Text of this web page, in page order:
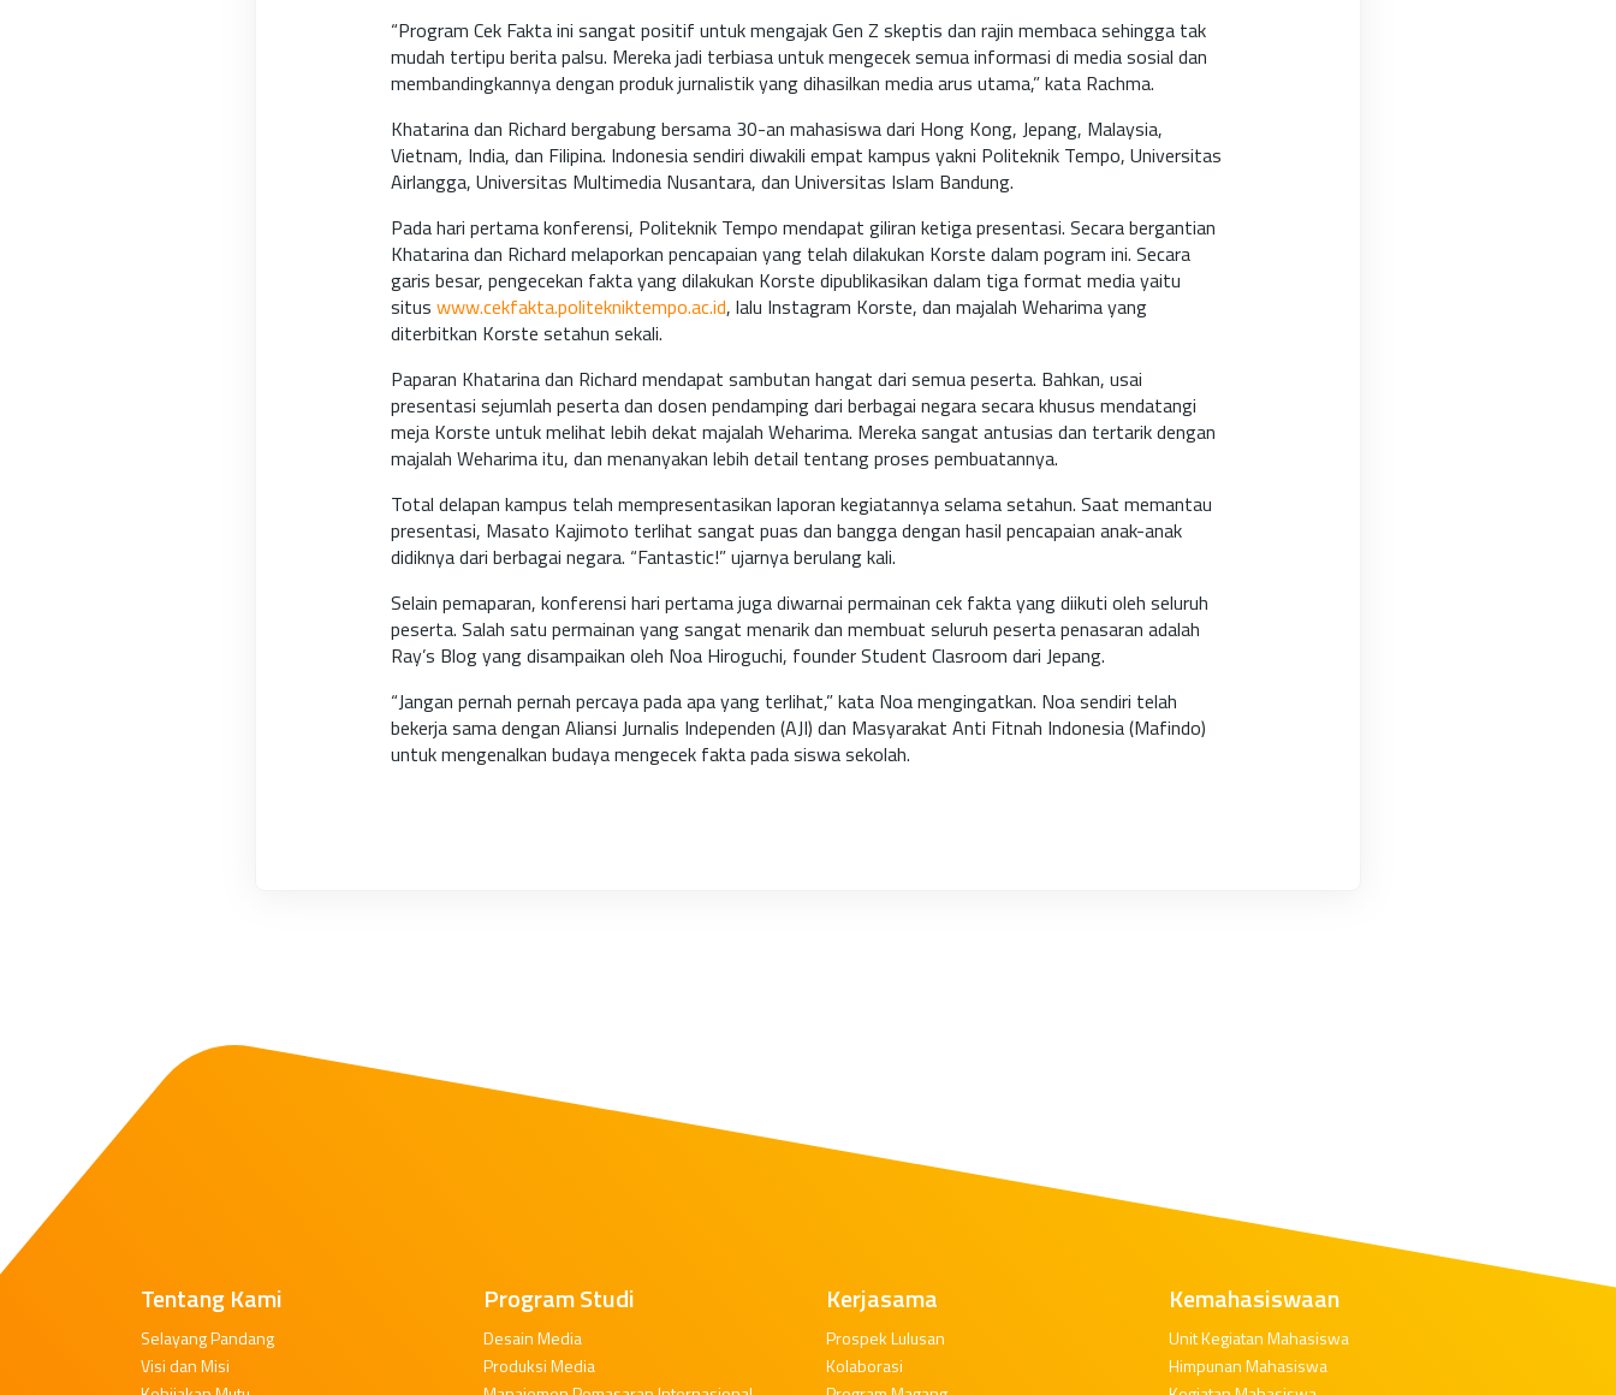
“Program Cek Fakta ini sangat positif untuk mengajak Gen Z skeptis dan rajin membaca sehingga tak
mudah tertipu berita palsu. Mereka jadi terbiasa untuk mengecek semua informasi di media sosial dan
membandingkannya dengan produk jurnalistik yang dihasilkan media arus utama,” kata Rachma.
Khatarina dan Richard bergabung bersama 30-an mahasiswa dari Hong Kong, Jepang, Malaysia,
Vietnam, India, dan Filipina. Indonesia sendiri diwakili empat kampus yakni Politeknik Tempo, Universitas
Airlangga, Universitas Multimedia Nusantara, dan Universitas Islam Bandung.
Pada hari pertama konferensi, Politeknik Tempo mendapat giliran ketiga presentasi. Secara bergantian
Khatarina dan Richard melaporkan pencapaian yang telah dilakukan Korste dalam pogram ini. Secara
garis besar, pengecekan fakta yang dilakukan Korste dipublikasikan dalam tiga format media yaitu
situs www.cekfakta.politekniktempo.ac.id, lalu Instagram Korste, dan majalah Weharima yang
diterbitkan Korste setahun sekali.
Paparan Khatarina dan Richard mendapat sambutan hangat dari semua peserta. Bahkan, usai
presentasi sejumlah peserta dan dosen pendamping dari berbagai negara secara khusus mendatangi
meja Korste untuk melihat lebih dekat majalah Weharima. Mereka sangat antusias dan tertarik dengan
majalah Weharima itu, dan menanyakan lebih detail tentang proses pembuatannya.
Total delapan kampus telah mempresentasikan laporan kegiatannya selama setahun. Saat memantau
presentasi, Masato Kajimoto terlihat sangat puas dan bangga dengan hasil pencapaian anak-anak
didiknya dari berbagai negara. “Fantastic!” ujarnya berulang kali.
Selain pemaparan, konferensi hari pertama juga diwarnai permainan cek fakta yang diikuti oleh seluruh
peserta. Salah satu permainan yang sangat menarik dan membuat seluruh peserta penasaran adalah
Ray’s Blog yang disampaikan oleh Noa Hiroguchi, founder Student Clasroom dari Jepang.
“Jangan pernah pernah percaya pada apa yang terlihat,” kata Noa mengingatkan. Noa sendiri telah
bekerja sama dengan Aliansi Jurnalis Independen (AJI) dan Masyarakat Anti Fitnah Indonesia (Mafindo)
untuk mengenalkan budaya mengecek fakta pada siswa sekolah.
Tentang Kami
Selayang Pandang
Visi dan Misi
Program Studi
Desain Media
Produksi Media
Kerjasama
Prospek Lulusan
Kolaborasi
Kemahasiswaan
Unit Kegiatan Mahasiswa
Himpunan Mahasiswa